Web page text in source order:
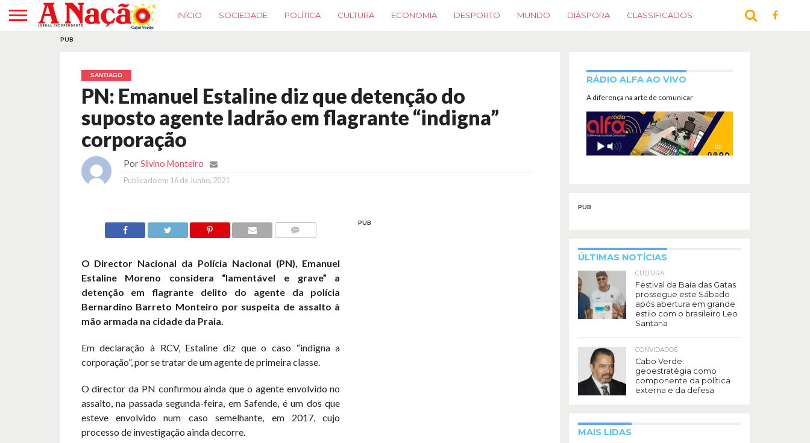
INÍCIO SOCIEDADE POLÍTICA CULTURA ECONOMIA DESPORTO MUNDO DIÁSPORA CLASSIFICADOS
PUB
SANTIAGO
PN: Emanuel Estaline diz que detenção do
suposto agente ladrão em flagrante “indigna”
corporação
Por Silvino Monteiro
Publicado em 16 de Junho, 2021
O Director Nacional da Polícia Nacional (PN), Emanuel
Estaline Moreno considera “lamentável e grave” a
detenção em flagrante delito do agente da polícia
Bernardino Barreto Monteiro por suspeita de assalto à
mão armada na cidade da Praia.
Em declaração à RCV, Estaline diz que o caso “indigna a
corporação”, por se tratar de um agente de primeira classe.
O director da PN confirmou ainda que o agente envolvido no
assalto, na passada segunda-feira, em Safende, é um dos que
esteve envolvido num caso semelhante, em 2017, cujo
processo de investigação ainda decorre.
PUB
RÁDIO ALFA AO VIVO
A diferença na arte de comunicar
PUB
ÚLTIMAS NOTÍCIAS
CULTURA
Festival da Baía das Gatas
prossegue este Sábado
após abertura em grande
estilo com o brasileiro Leo
Santana
CONVIDADOS
Cabo Verde:
geoestratégia como
componente da política
externa e da defesa
MAIS LIDAS